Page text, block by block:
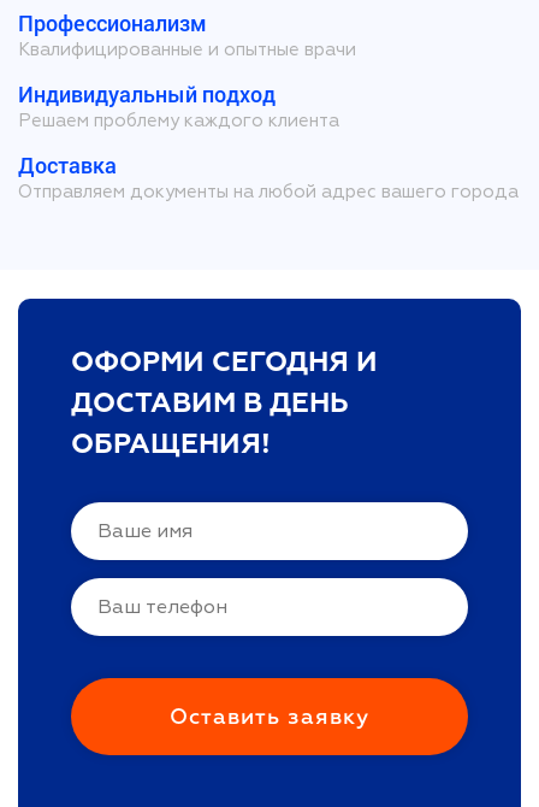
Профессионализм
Квалифицированные и опытные врачи
Индивидуальный подход
Решаем проблему каждого клиента
Доставка
Отправляем документы на любой адрес вашего города
ОФОРМИ СЕГОДНЯ И
ДОСТАВИМ В ДЕНЬ
ОБРАЩЕНИЯ!